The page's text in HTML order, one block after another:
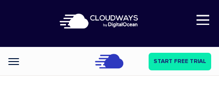
Open Nav
Categories START FREE TRIAL